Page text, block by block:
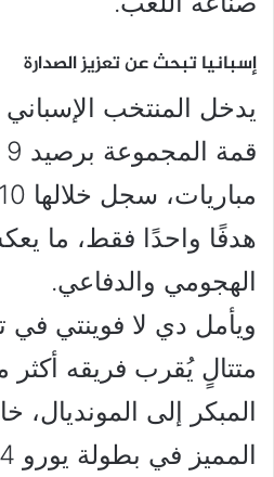
إسبانيا تبحث عن تعزيز الصدارة
يدخل المنتخب
هدفًا واحدًا فقط، ما
الهجومي والدفاعي.
ويأمل دي لا فوينتي في
متتالٍ يُقرب فريقه
المبكر إلى المونديال،